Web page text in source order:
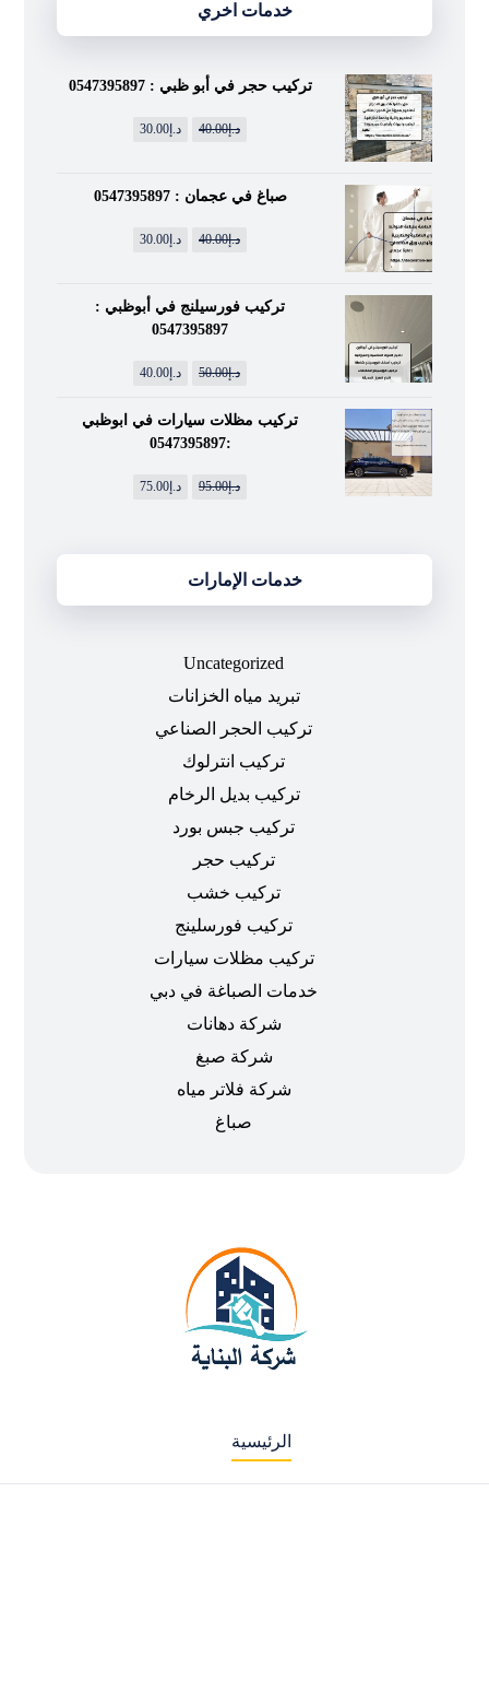
خدمات اخري
تركيب حجر في أبو ظبي : 0547395897
د.إ40.00 د.إ 30.00
صباغ في عجمان : 0547395897
د.إ40.00 د.إ 30.00
تركيب فورسيلنج في أبوظبي :
0547395897
د.إ50.00 د.إ 40.00
تركيب مظلات سيارات في ابوظبي
:0547395897
د.إ95.00 د.إ 75.00
خدمات الإمارات
Uncategorized
تبريد مياه الخزانات
تركيب الحجر الصناعي
تركيب انترلوك
تركيب بديل الرخام
تركيب جبس بورد
تركيب حجر
تركيب خشب
تركيب فورسلينج
تركيب مظلات سيارات
خدمات الصباغة في دبي
شركة دهانات
شركة صبغ
شركة فلاتر مياه
صباغ
الرئيسية